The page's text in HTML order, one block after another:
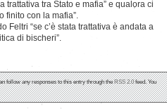
trattativa tra Stato e mafia” e qualora ci
finito con la mafia”.
Feltri “se c’è stata trattativa è andata a
di bischeri”.
follow any responses to this entry through theRSS 2.0feed. You